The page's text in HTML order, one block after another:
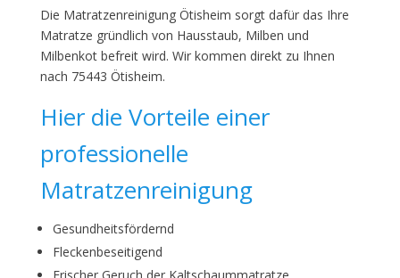
Die Matratzenreinigung Ötisheim sorgt dafür das Ihre
Matratze gründlich von Hausstaub, Milben und
Milbenkot befreit wird. Wir kommen direkt zu Ihnen
nach 75443 Ötisheim.
Hier die Vorteile einer
professionelle
Matratzenreinigung
Gesundheitsfördernd
Fleckenbeseitigend